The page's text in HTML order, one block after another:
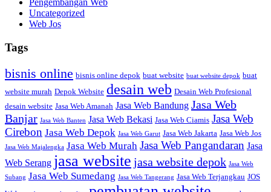
Pengembangan Web
Uncategorized
Web Jos
Tags
bisnis online bisnis online depok buat website buat website depok buat
website murah Depok Website desain web Desain Web Profesional
desain website Jasa Web Amanah Jasa Web Bandung Jasa Web
Banjar Jasa Web Banten Jasa Web Bekasi Jasa Web Ciamis Jasa Web
Cirebon Jasa Web Depok Jasa Web Garut Jasa Web Jakarta Jasa Web Jos
Jasa Web Majalengka Jasa Web Murah Jasa Web Pangandaran Jasa
Web Serang jasa website jasa website depok Jasa Web
Subang Jasa Web Sumedang Jasa Web Tangerang Jasa Web Terjangkau JOS